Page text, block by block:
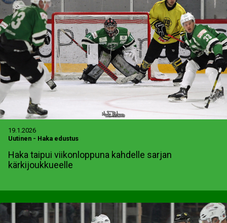
19.1.2026
Uutinen - Haka edustus
Haka taipui viikonloppuna kahdelle sarjan
kärkijoukkueelle